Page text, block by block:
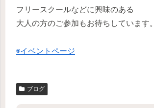
フリースクールなどに興味のある
大人の方のご参加もお待ちしています。
◉イベントページ
ブログ